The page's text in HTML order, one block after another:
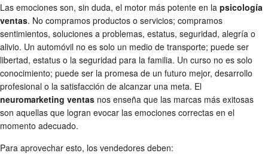
Las emociones son, sin duda, el motor más potente en la psicología
ventas. No compramos productos o servicios; compramos
sentimientos, soluciones a problemas, estatus, seguridad, alegría o
alivio. Un automóvil no es solo un medio de transporte; puede ser
libertad, estatus o la seguridad para la familia. Un curso no es solo
conocimiento; puede ser la promesa de un futuro mejor, desarrollo
profesional o la satisfacción de alcanzar una meta. El
neuromarketing ventas nos enseña que las marcas más exitosas
son aquellas que logran evocar las emociones correctas en el
momento adecuado.
Para aprovechar esto, los vendedores deben: